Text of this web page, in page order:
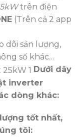
trên điện
(Trên cả 2 app
dõi sản lượng,
số khác…
Dưới dây
inverter
dòng khác:
tốt nhất,
tôi: